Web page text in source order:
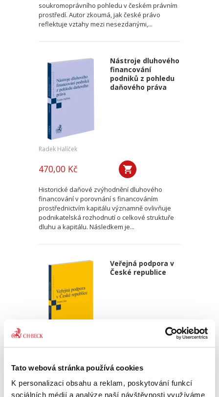
Tato webová stránka používá cookies
K personalizaci obsahu a reklam, poskytování funkcí
sociálních médií a analýze naší návštěvnosti využíváme
soukromoprávního pohledu v českém právním
prostředí. Autor zkoumá, jak české právo
reflektuje vztahy mezi nesezdanými,...
Nástroje dluhového
financování
podniků z pohledu
daňového práva
Radek Halíček
470,00 Kč
Historické daňové zvýhodnění dluhového
financování v porovnání s financováním
prostřednictvím kapitálu významně ovlivňuje
podnikatelská rozhodnutí o celkové struktuře
dluhu a kapitálu. Následkem je...
Veřejná podpora v
České republice
340,00 Kč
Monografie pojímá uceleným způsobem